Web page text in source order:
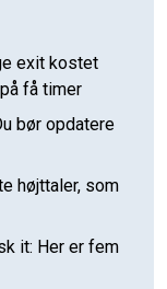
exit kostet
få timer
bør opdatere
højttaler, som
it: Her er fem